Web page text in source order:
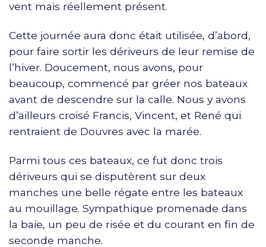
vent mais réellement présent.
Cette journée aura donc était utilisée, d’abord,
pour faire sortir les dériveurs de leur remise de
l’hiver. Doucement, nous avons, pour
beaucoup, commencé par gréer nos bateaux
avant de descendre sur la calle. Nous y avons
d’ailleurs croisé Francis, Vincent, et René qui
rentraient de Douvres avec la marée.
Parmi tous ces bateaux, ce fut donc trois
dériveurs qui se disputèrent sur deux
manches une belle régate entre les bateaux
au mouillage. Sympathique promenade dans
la baie, un peu de risée et du courant en fin de
seconde manche.